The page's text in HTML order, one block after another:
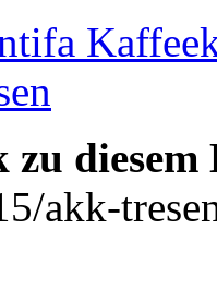
zu
akk-